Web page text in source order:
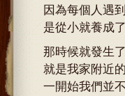
因為每個人遇
是從小就養成
那時候就發生
就是我家附近
一開始我們並